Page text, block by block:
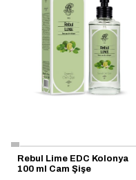
Rebul Lime EDC Kolonya
100 ml Cam Şişe